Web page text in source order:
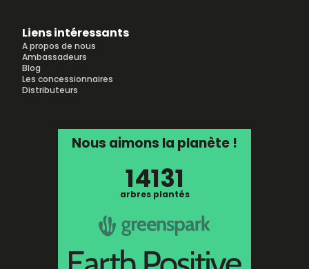
Liens intéressants
A propos de nous
Ambassadeurs
Blog
Les concessionnaires
Distributeurs
Nous aimons la planète !
14131
arbres plantés